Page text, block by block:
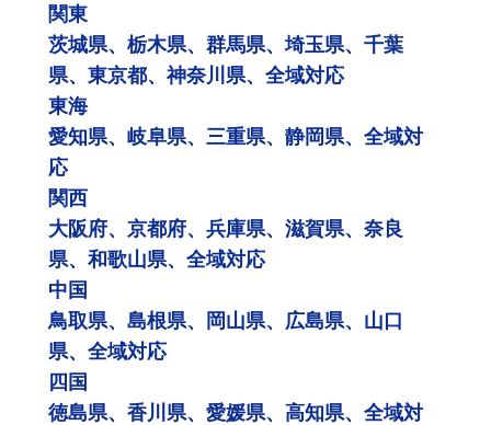
関東
茨城県、栃木県、群馬県、埼玉県、千葉
県、東京都、神奈川県、全域対応
東海
愛知県、岐阜県、三重県、静岡県、全域対
応
関西
大阪府、京都府、兵庫県、滋賀県、奈良
県、和歌山県、全域対応
中国
鳥取県、島根県、岡山県、広島県、山口
県、全域対応
四国
徳島県、香川県、愛媛県、高知県、全域対